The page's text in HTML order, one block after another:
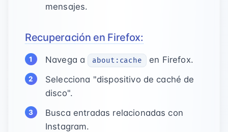
mensajes.
Recuperación en Firefox:
Navega a about:cache
en Firefox.
Selecciona "dispositivo de caché de
disco".
Busca entradas relacionadas con
Instagram.